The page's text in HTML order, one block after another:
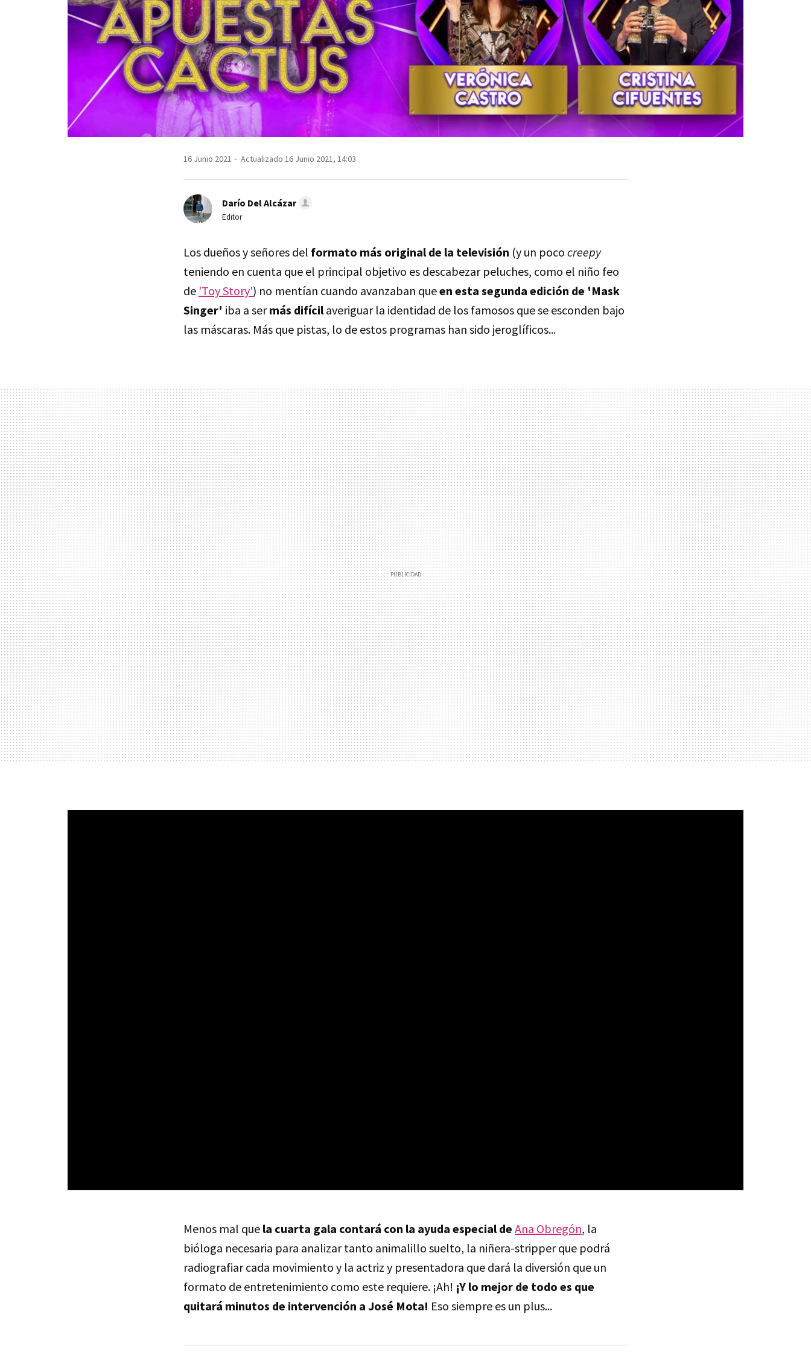
16 Junio 2021 Actualizado 16 Junio 2021, 14:03
Darío Del Alcázar
Editor
Los dueños y señores del formato más original de la televisión (y un poco creepy
teniendo en cuenta que el principal objetivo es descabezar peluches, como el niño feo
de 'Toy Story') no mentían cuando avanzaban queen esta segunda edición de 'Mask
Singer' iba a sermás difícil averiguar la identidad de los famosos que se esconden bajo
las máscaras. Más que pistas, lo de estos programas han sido jeroglíficos...
Menos mal que la cuarta gala contará con la ayuda especial de Ana Obregón, la
bióloga necesaria para analizar tanto animalillo suelto, la niñera-stripper que podrá
radiografiar cada movimiento y la actriz y presentadora que dará la diversión que un
formato de entretenimiento como este requiere. ¡Ah! ¡Y lo mejor de todo es que
quitará minutos de intervención a José Mota! Eso siempre es un plus...